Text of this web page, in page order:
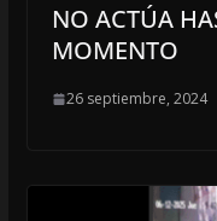
NO ACTÚA
MOMENTO
26 septiembre, 2024